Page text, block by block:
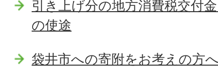
引き上げ分の地方消費税交付
の使途
袋井市への寄附をお考えの方